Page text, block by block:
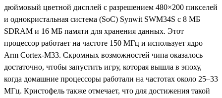
дюймовый цветной дисплей с разрешением 480×200 пикселей
и однокристальная система (SoC) Synwit SWM34S с 8 МБ
SDRAM и 16 МБ памяти для хранения данных. Этот
процессор работает на частоте 150 МГц и использует ядро
Arm Cortex-M33. Скромных возможностей чипа оказалось
достаточно, чтобы запустить игру, которая вышла в эпоху,
когда домашние процессоры работали на частотах около 25–33
МГц. Кристофель также отмечает, что для достижения такой